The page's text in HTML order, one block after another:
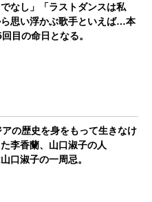
なし」「ラストダンスは私
思い浮かぶ歌手といえば…本
目の命日となる。
の歴史を身をもって生きなけ
李香蘭、山口淑子の人
口淑子の一周忌。